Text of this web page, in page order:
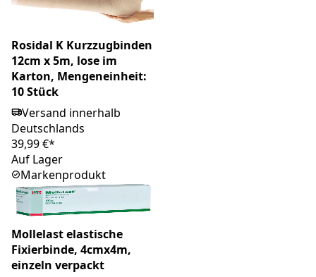
Rosidal K Kurzzugbinden
12cm x 5m, lose im
Karton, Mengeneinheit:
10 Stück
Versand innerhalb
Deutschlands
39,99 €*
Auf Lager
Markenprodukt
Mollelast elastische
Fixierbinde, 4cmx4m,
einzeln verpackt